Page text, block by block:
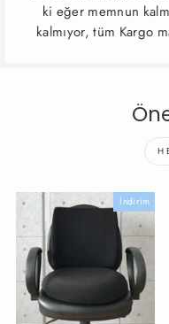
ki eğer memnun
kalmıyor, tüm Kargo
İndirim